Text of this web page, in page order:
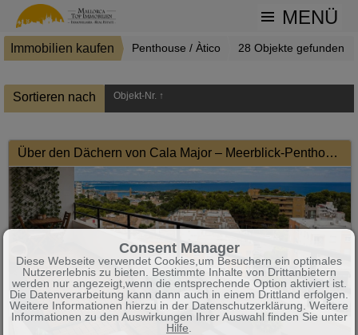
MENÜ
Immobilien kaufen Penthouse / Àtico 28 Objekte gefunden
Sortieren nach Objekt-Nr. ↑
Über den Dächern von Cala Major – Meerblick-Penthouse
Consent Manager
Diese Webseite verwendet Cookies,um Besuchern ein optimales
Nutzererlebnis zu bieten. Bestimmte Inhalte von Drittanbietern
werden nur angezeigt,wenn die entsprechende Option aktiviert ist.
Die Datenverarbeitung kann dann auch in einem Drittland erfolgen.
Weitere Informationen hierzu in der Datenschutzerklärung. Weitere
Informationen zu den Auswirkungen Ihrer Auswahl finden Sie unter
Hilfe